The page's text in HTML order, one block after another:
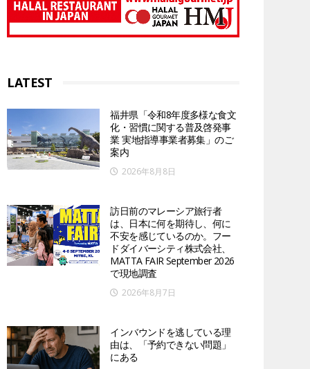
LATEST
福井県「令和8年度多様な食文
化・習慣に関する普及啓発事
業 実地指導事業者募集」のご
案内
2026年8月8日
訪日前のマレーシア旅行者
は、日本に何を期待し、何に
不安を感じているのか。フー
ドダイバーシティ株式会社、
MATTA FAIR September 2026
で現地調査
2026年8月7日
インバウンドを逃している理
由は、「予約できない問題」
にある